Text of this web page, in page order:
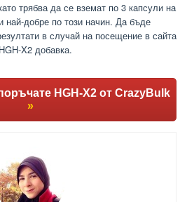
трябва да се вземат по 3 капсули на
най-добре по този начин. Да бъде
в случай на посещение в сайта
X2 добавка.
HGH-X2 от CrazyBulk
»